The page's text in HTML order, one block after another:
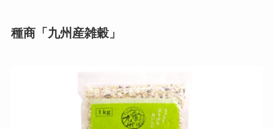
種商「九州産雑穀」